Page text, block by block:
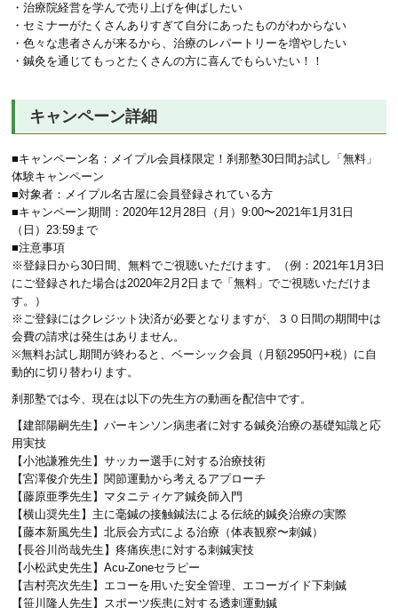
・治療院経営を学んで売り上げを伸ばしたい
・セミナーがたくさんありすぎて自分にあったものがわからない
・色々な患者さんが来るから、治療のレパートリーを増やしたい
・鍼灸を通じてもっとたくさんの方に喜んでもらいたい！！
キャンペーン詳細
■キャンペーン名：メイプル会員様限定！刹那塾30日間お試し「無料」
体験キャンペーン
■対象者：メイプル名古屋に会員登録されている方
■キャンペーン期間：2020年12月28日（月）9:00〜2021年1月31日
（日）23:59まで
■注意事項
※登録日から30日間、無料でご視聴いただけます。（例：2021年1月3日
にご登録された場合は2020年2月2日まで「無料」でご視聴いただけま
す。）
※ご登録にはクレジット決済が必要となりますが、３０日間の期間中は
会費の請求は発生はありません。
※無料お試し期間が終わると、ベーシック会員（月額2950円+税）に自
動的に切り替わります。
刹那塾では今、現在は以下の先生方の動画を配信中です。
【建部陽嗣先生】パーキンソン病患者に対する鍼灸治療の基礎知識と応
用実技
【小池謙雅先生】サッカー選手に対する治療技術
【宮澤俊介先生】関節運動から考えるアプローチ
【藤原亜季先生】マタニティケア鍼灸師入門
【横山奨先生】主に毫鍼の接触鍼法による伝統的鍼灸治療の実際
【藤本新風先生】北辰会方式による治療（体表観察〜刺鍼）
【長谷川尚哉先生】疼痛疾患に対する刺鍼実技
【小松武史先生】Acu-Zoneセラピー
【吉村亮次先生】エコーを用いた安全管理、エコーガイド下刺鍼
【笹川隆人先生】スポーツ疾患に対する透刺運動鍼